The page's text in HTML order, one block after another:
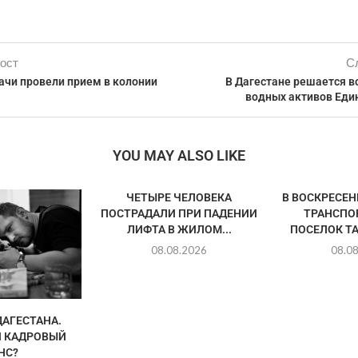
провели прием в колонии
В Дагестане решается
водных активов
YOU MAY ALSO LIKE
КАДРОВЫЙ
ЧЕТЫРЕ ЧЕЛОВЕКА
ПОСТРАДАЛИ ПРИ ПАДЕНИИ
ЛИФТА В ЖИЛОМ...
08.08.2026
В
ПОСЕЛОК